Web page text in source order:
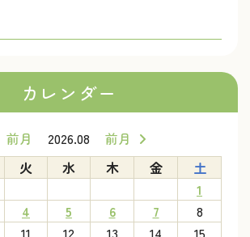
カレンダー
前月 2026.08
前月
火 水 木 金
土
1
4 5 6 7
8
11 12 13 14 15